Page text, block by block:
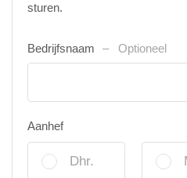
sturen.
Bedrijfsnaam Optioneel
Aanhef
Dhr.